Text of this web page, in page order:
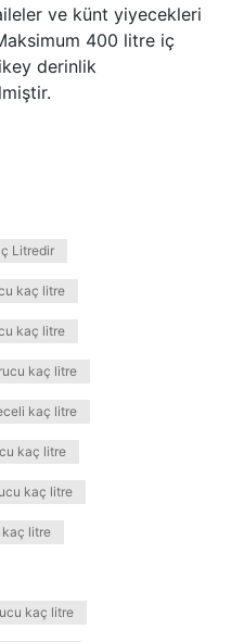
ve künt yiyecekleri
400 litre iç
derinlik
Litredir
kaç litre
kaç litre
kaç litre
kaç litre
kaç litre
kaç litre
kaç litre
kaç litre